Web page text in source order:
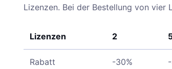
Lizenzen. Bei der Bestellung von vier
Lizenzen 2
Rabatt -30%